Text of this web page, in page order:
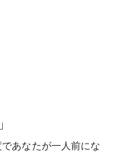
あなたが一人前にな